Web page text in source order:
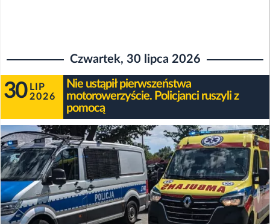
Czwartek, 30 lipca 2026
30 LIP
2026
Nie ustąpił pierwszeństwa
motorowerzyście. Policjanci ruszyli z
pomocą